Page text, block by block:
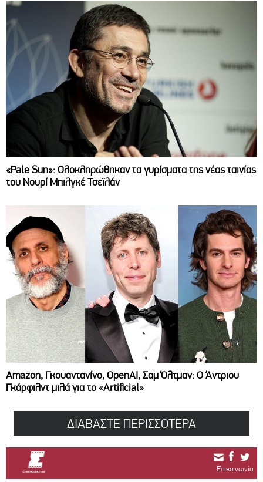
«Pale Sun»: Ολοκληρώθηκαν τα γυρίσματα της νέας ταινίας
του Νουρί Μπιλγκέ Τσεϊλάν
Amazon, Γκουαντανίνο, OpenAI, Σαμ Όλτμαν: Ο Άντριου
Γκάρφιλντ μιλά για το «Artificial»
ΔΙΑΒΑΣΤΕ ΠΕΡΙΣΣΟΤΕΡΑ
Επικοινωνία